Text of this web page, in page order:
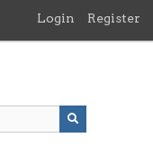
Login Register